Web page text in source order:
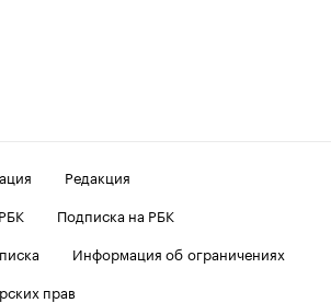
Редакция
Подписка на РБК
Информация об ограничениях
прав